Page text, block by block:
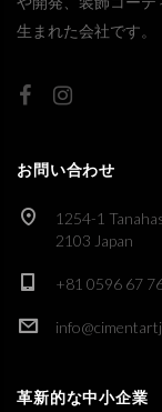
生まれた会社です。
お問い合わせ
1254-1
2103 Japan
+81 0596 67
革新的な中小企業